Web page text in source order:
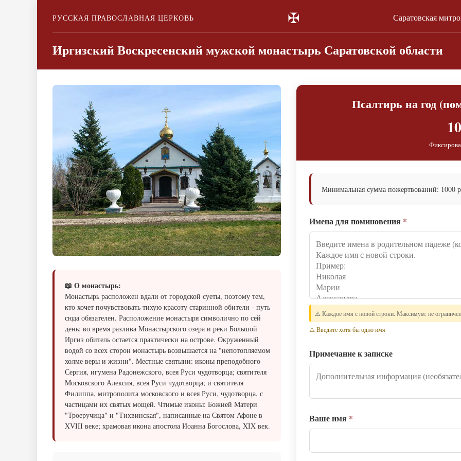
РУССКАЯ ПРАВОСЛАВНАЯ ЦЕРКОВЬ ✠ Саратовская
Иргизский Воскресенский мужской монастырь Саратовской области
📖 О монастырь:
Монастырь расположен вдали от городской суеты, поэтому тем,
кто хочет почувствовать тихую красоту старинной обители - путь
сюда обязателен. Расположение монастыря символично по сей
день: во время разлива Монастырского озера и реки Большой
Иргиз обитель остается практически на острове. Окруженный
водой со всех сторон монастырь возвышается на "непотопляемом
холме веры и жизни". Местные святыни: иконы преподобного
Сергия, игумена Радонежского, всея Руси чудотворца; святителя
Московского Алексия, всея Руси чудотворца; и святителя
Филиппа, митрополита московского и всея Руси, чудотворца, с
частицами их святых мощей. Чтимые иконы: Божией Матери
"Троеручица" и "Тихвинская", написанные на Святом Афоне в
XVIII веке; храмовая икона апостола Иоанна Богослова, XIX век.
Псалтирь на год
Минимальная сумма пожертвований: 1000
Имена для поминовения *
⚠️ Каждое имя с новой строки. Максимум: не
⚠️ Введите хотя бы одно имя
Примечание к записке
Ваше имя *